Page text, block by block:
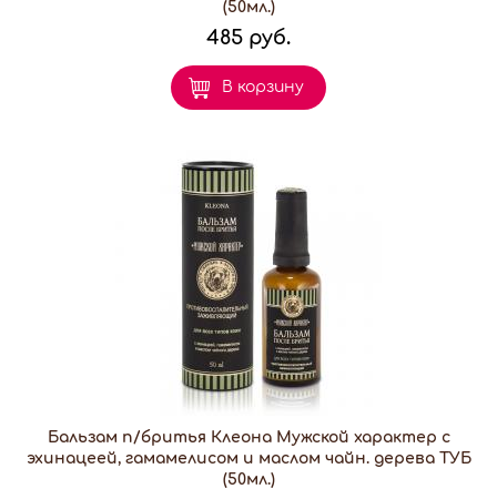
(50мл.)
485 руб.
В корзину
Бальзам п/бритья Клеона Мужской характер с
эхинацеей, гамамелисом и маслом чайн. дерева ТУБ
(50мл.)